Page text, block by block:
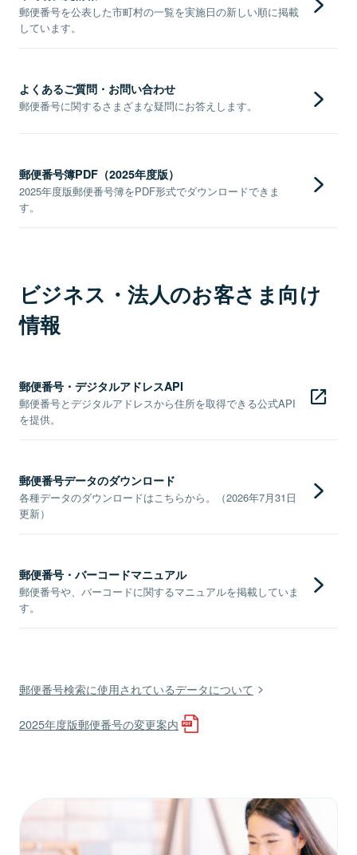
郵便番号を公表した市町村の一覧を実施日の新しい順に掲載
しています。
よくあるご質問・お問い合わせ
郵便番号に関するさまざまな疑問にお答えします。
郵便番号簿PDF（2025年度版）
2025年度版郵便番号簿をPDF形式でダウンロードできま
す。
ビジネス・法人のお客さま向け
情報
郵便番号・デジタルアドレスAPI
郵便番号とデジタルアドレスから住所を取得できる公式API
を提供。
郵便番号データのダウンロード
各種データのダウンロードはこちらから。（2026年7月31日
更新）
郵便番号・バーコードマニュアル
郵便番号や、バーコードに関するマニュアルを掲載していま
す。
郵便番号検索に使用されているデータについて
2025年度版郵便番号の変更案内